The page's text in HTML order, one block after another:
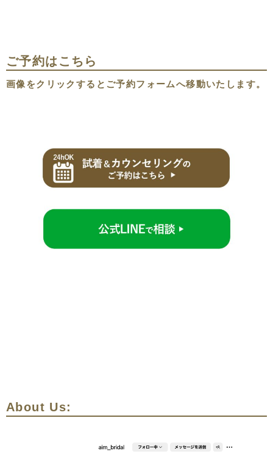
ご予約はこちら
画像をクリックするとご予約フォームへ移動いたします。
About Us: